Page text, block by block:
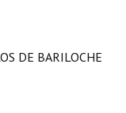
DE BARILOCHE